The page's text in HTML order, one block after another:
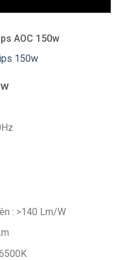
AOC 150w
150w
: >140 Lm/W